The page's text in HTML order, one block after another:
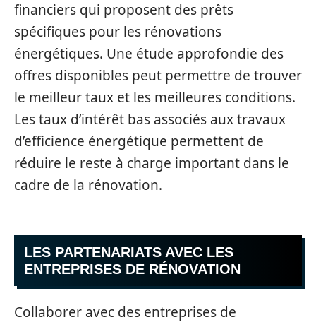
financiers qui proposent des prêts
spécifiques pour les rénovations
énergétiques. Une étude approfondie des
offres disponibles peut permettre de trouver
le meilleur taux et les meilleures conditions.
Les taux d’intérêt bas associés aux travaux
d’efficience énergétique permettent de
réduire le reste à charge important dans le
cadre de la rénovation.
LES PARTENARIATS AVEC LES
ENTREPRISES DE RÉNOVATION
Collaborer avec des entreprises de